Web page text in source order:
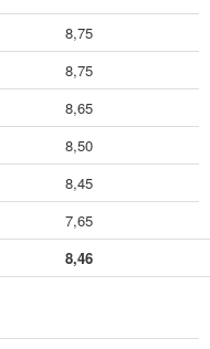
8,75
8,75
8,65
8,50
8,45
7,65
8,46